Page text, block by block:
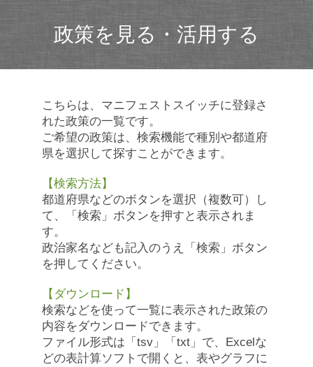
政策を見る・活用する
こちらは、マニフェストスイッチに登録さ
れた政策の一覧です。
ご希望の政策は、検索機能で種別や都道府
県を選択して探すことができます。
【検索方法】
都道府県などのボタンを選択（複数可）し
て、「検索」ボタンを押すと表示されま
す。
政治家名なども記入のうえ「検索」ボタン
を押してください。
【ダウンロード】
検索などを使って一覧に表示された政策の
内容をダウンロードできます。
ファイル形式は「tsv」「txt」で、Excelな
どの表計算ソフトで開くと、表やグラフに